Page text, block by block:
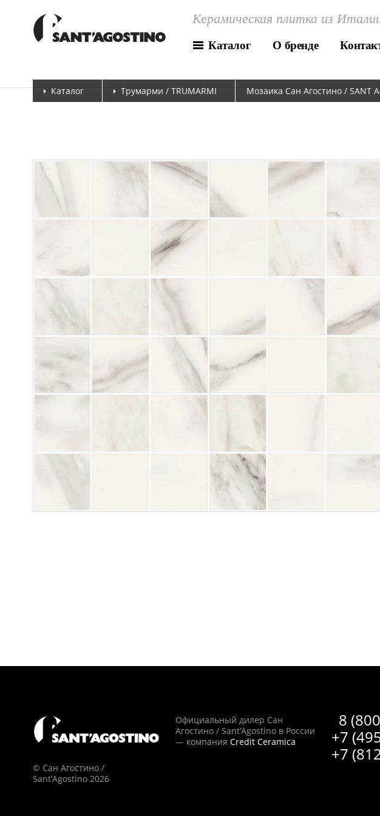
Керамическая плитка из
Каталог О бренде
Каталог Трумарми / TRUMARMI Мозаика Сан Агостино / SANT
© Сан Агостино /
Sant’Agostino 2026
8
+7
+7
Официальный дилер Сан
Агостино / Sant’Agostino в России
— компания Credit Ceramica